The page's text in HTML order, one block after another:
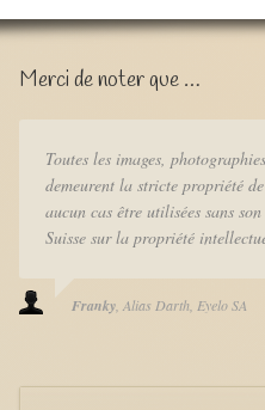
Merci de noter que …
Toutes les images,
demeurent la stricte propriété
aucun cas être utilisées sans
Suisse sur la propriété
Franky Alias Darth Eyelo SA